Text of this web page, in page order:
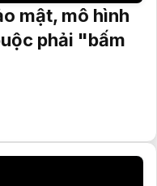
mật, mô hình
phải "bấm